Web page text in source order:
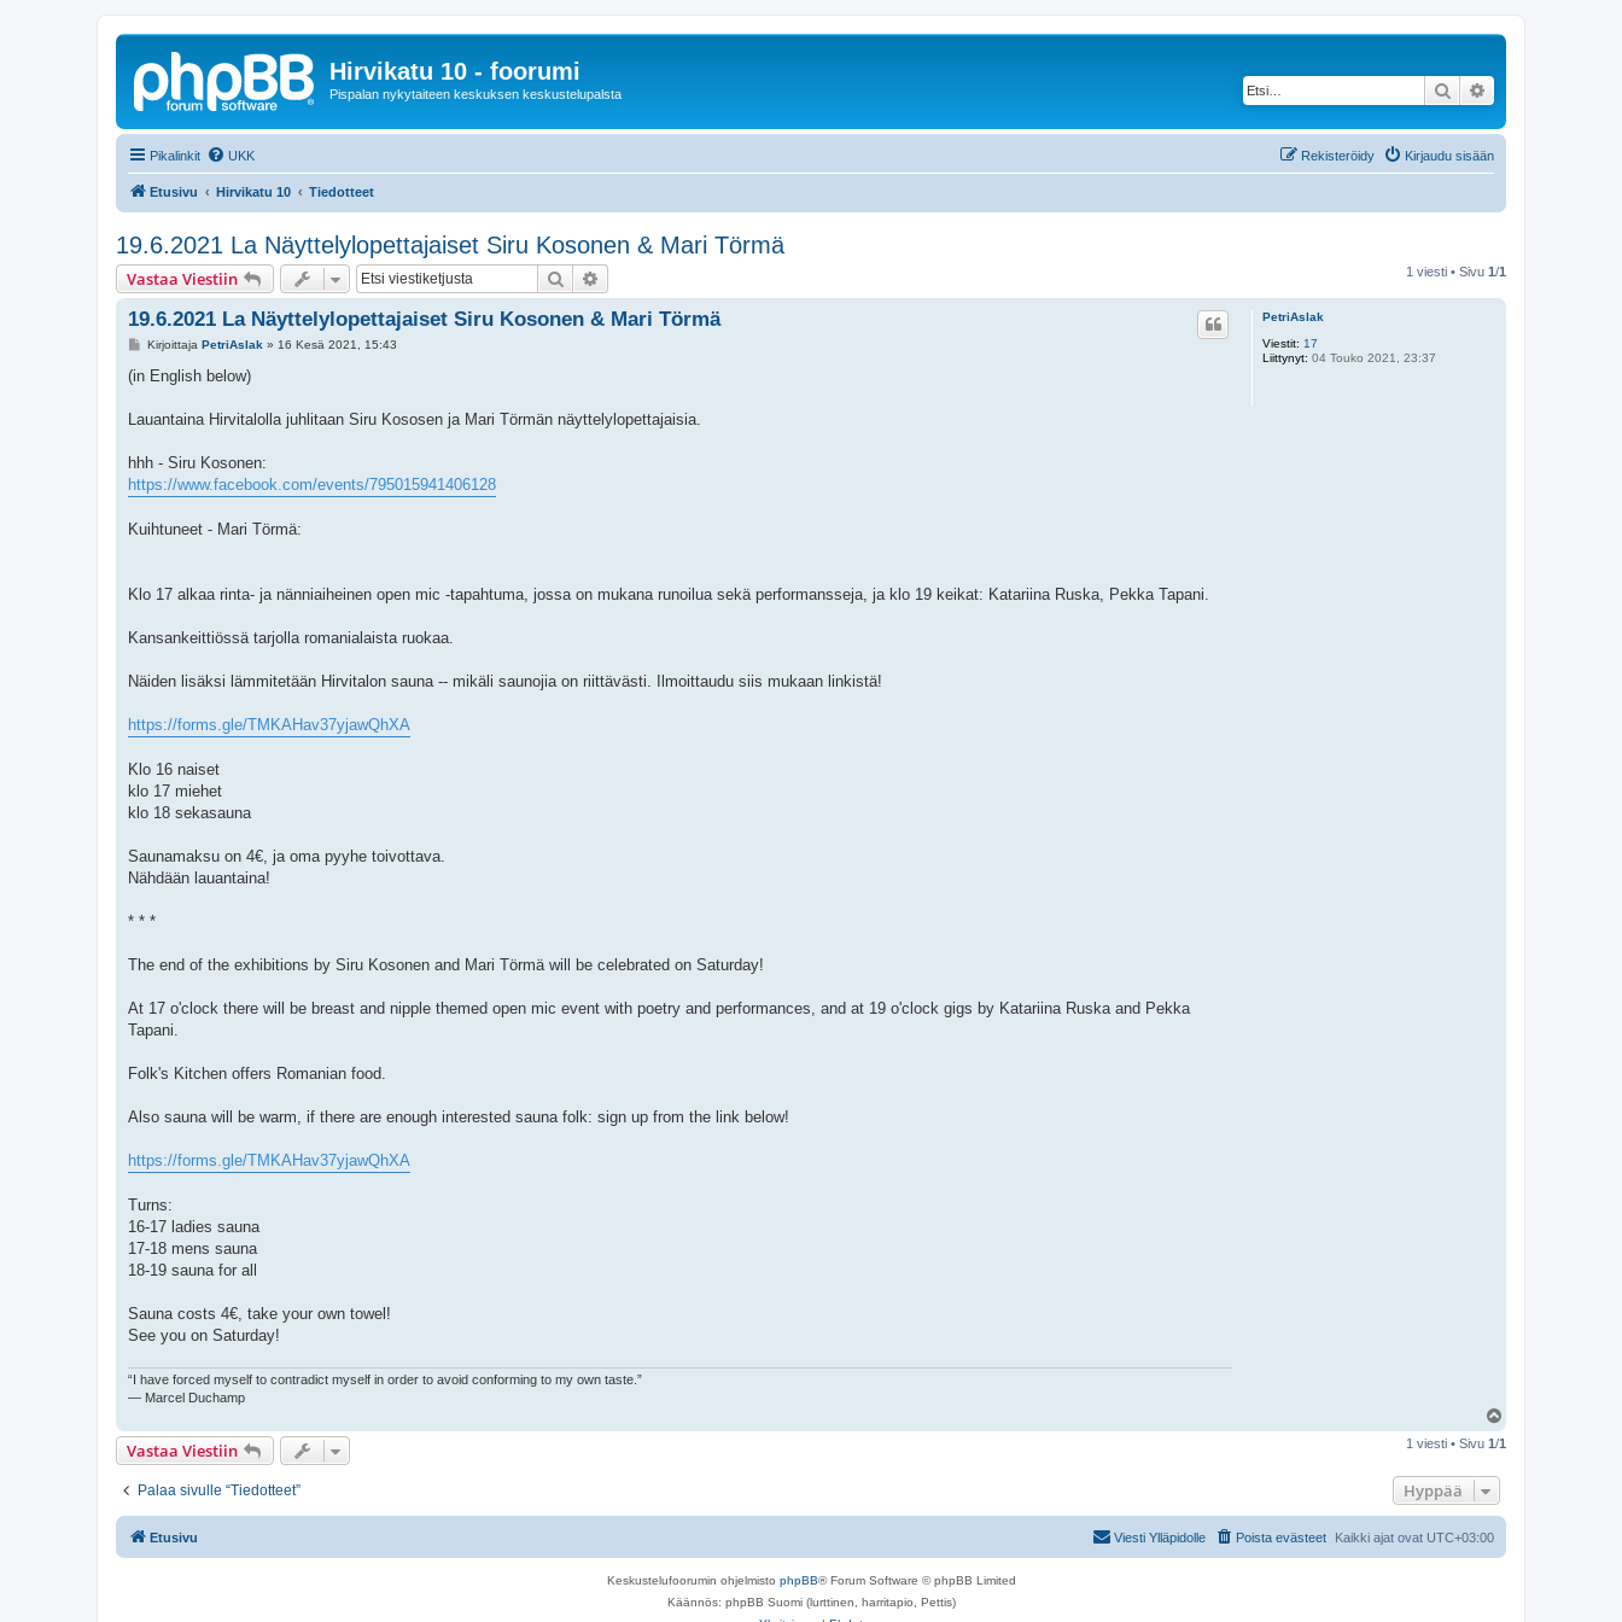
Hirvikatu 10 - foorumi
Pispalan nykytaiteen keskuksen keskustelupalsta Etsi
Pikalinkit UKK Kirjaudu sisään
Rekisteröidy
Etusivu Hirvikatu 10 Tiedotteet
19.6.2021 La Näyttelylopettajaiset Siru Kosonen & Mari Törmä
Vastaa Viestiin Etsi 1 viesti • Sivu 1/1
PetriAslak
Viestit: 17
Liittynyt: 04 Touko 2021, 23:37
19.6.2021 La Näyttelylopettajaiset Siru Kosonen & Mari Törmä
V
e
i
Kirjoittaja PetriAslak » 16 Kesä 2021, 15:43
(in English below)
Lauantaina Hirvitalolla juhlitaan Siru Kososen ja Mari Törmän näyttelylopettajaisia.
hhh - Siru Kosonen:
https://www.facebook.com/events/795015941406128
Kuihtuneet - Mari Törmä:
Klo 17 alkaa rinta- ja nänniaiheinen open mic -tapahtuma, jossa on mukana runoilua sekä performansseja, ja klo 19 keikat: Katariina Ruska, Pekka Tapani.
Kansankeittiössä tarjolla romanialaista ruokaa.
Näiden lisäksi lämmitetään Hirvitalon sauna -- mikäli saunojia on riittävästi. Ilmoittaudu siis mukaan linkistä!
https://forms.gle/TMKAHav37yjawQhXA
Klo 16 naiset
klo 17 miehet
klo 18 sekasauna
Saunamaksu on 4€, ja oma pyyhe toivottava.
Nähdään lauantaina!
* * *
The end of the exhibitions by Siru Kosonen and Mari Törmä will be celebrated on Saturday!
At 17 o'clock there will be breast and nipple themed open mic event with poetry and performances, and at 19 o'clock gigs by Katariina Ruska and Pekka
Tapani.
Folk's Kitchen offers Romanian food.
Also sauna will be warm, if there are enough interested sauna folk: sign up from the link below!
https://forms.gle/TMKAHav37yjawQhXA
Turns:
16-17 ladies sauna
17-18 mens sauna
18-19 sauna for all
Sauna costs 4€, take your own towel!
See you on Saturday!
“I have forced myself to contradict myself in order to avoid conforming to my own taste.”
― Marcel Duchamp
ö
Vastaa Viestiin 1 viesti • Sivu 1 /1
Palaa sivulle “Tiedotteet” Hyppää
Etusivu Kaikki ajat ovat UTC+03:00
Poista evästeet
Viesti Ylläpidolle
Keskustelufoorumin ohjelmisto phpBB® Forum Software © phpBB Limited
Käännös: phpBB Suomi (lurttinen, harritapio, Pettis)